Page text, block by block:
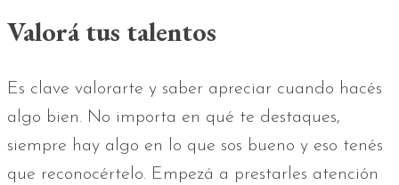
Valorá tus talentos
Es clave valorarte y saber apreciar cuando hacés
algo bien. No importa en qué te destaques,
siempre hay algo en lo que sos bueno y eso tenés
que reconocértelo. Empezá a prestarles atención